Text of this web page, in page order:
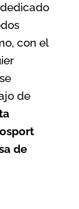
con el
de
de